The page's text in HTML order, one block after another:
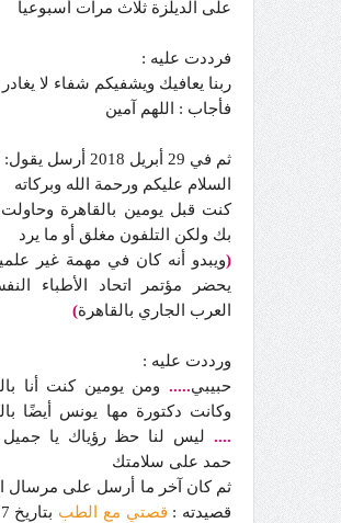
على الديلزة ثلاث مرات أسبوعيا
فرددت عليه :
ربنا يعافيك ويشفيكم شفاء لا
فأجاب : اللهم آمين
ثم في 29 أبريل 2018 أرسل يقول:
السلام عليكم ورحمة الله وبركاته
كنت قبل يومين بالقاهرة
بك ولكن التلفون مغلق أو ما يرد
(ويبدو أنه كان في مهمة غير
يحضر مؤتمر اتحاد الأطباء
العرب الجاري بالقاهرة)
ورددت عليه :
حبيبي..... ومن يومين كنت أنا
وكانت دكتورة مها يونس أيضًا
.... ليس لنا حظ رؤياك يا
حمد على سلامتك
ثم كان آخر ما أرسل على مرسال
قصيدته : قصتي مع الطب